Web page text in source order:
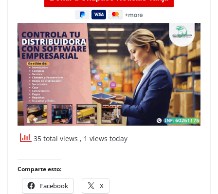
35 total views , 1 views today
Comparte esto:
Facebook X